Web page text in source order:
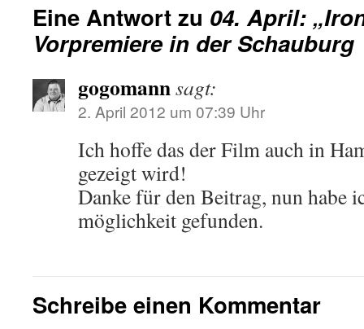
Eine Antwort zu 04. April:
Vorpremiere in der Schauburg
gogomannsagt:
2. April 2012 um 07:39 Uhr
Ich hoffe das der Film auch in
gezeigt wird!
Danke für den Beitrag, nun habe
möglichkeit gefunden.
Schreibe einen Kommentar